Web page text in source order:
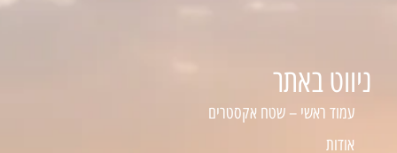
ניווט באתר
עמוד ראשי – שטח אקסטרים
אודות